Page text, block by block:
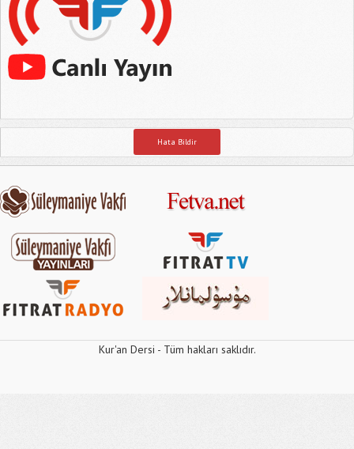
Hata Bildir
Kur'an Dersi - Tüm hakları saklıdır.